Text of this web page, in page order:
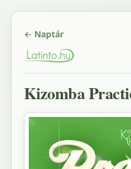
← Naptár
Kizomba